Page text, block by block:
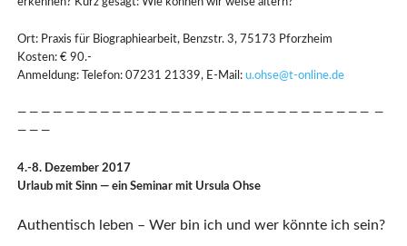
erkennen? Kurz gesagt: Wie können wir weise altern?
Ort: Praxis für Biographiearbeit, Benzstr. 3, 75173 Pforzheim
Kosten: € 90.-
Anmeldung: Telefon: 07231 21339, E-Mail: u.ohse@t-online.de
— — — — — — — — — — — — — — — — — — — — — — — — — — — — — — —
— — —
4.-8. Dezember 2017
Urlaub mit Sinn — ein Seminar mit Ursula Ohse
Authentisch leben – Wer bin ich und wer könnte ich sein?